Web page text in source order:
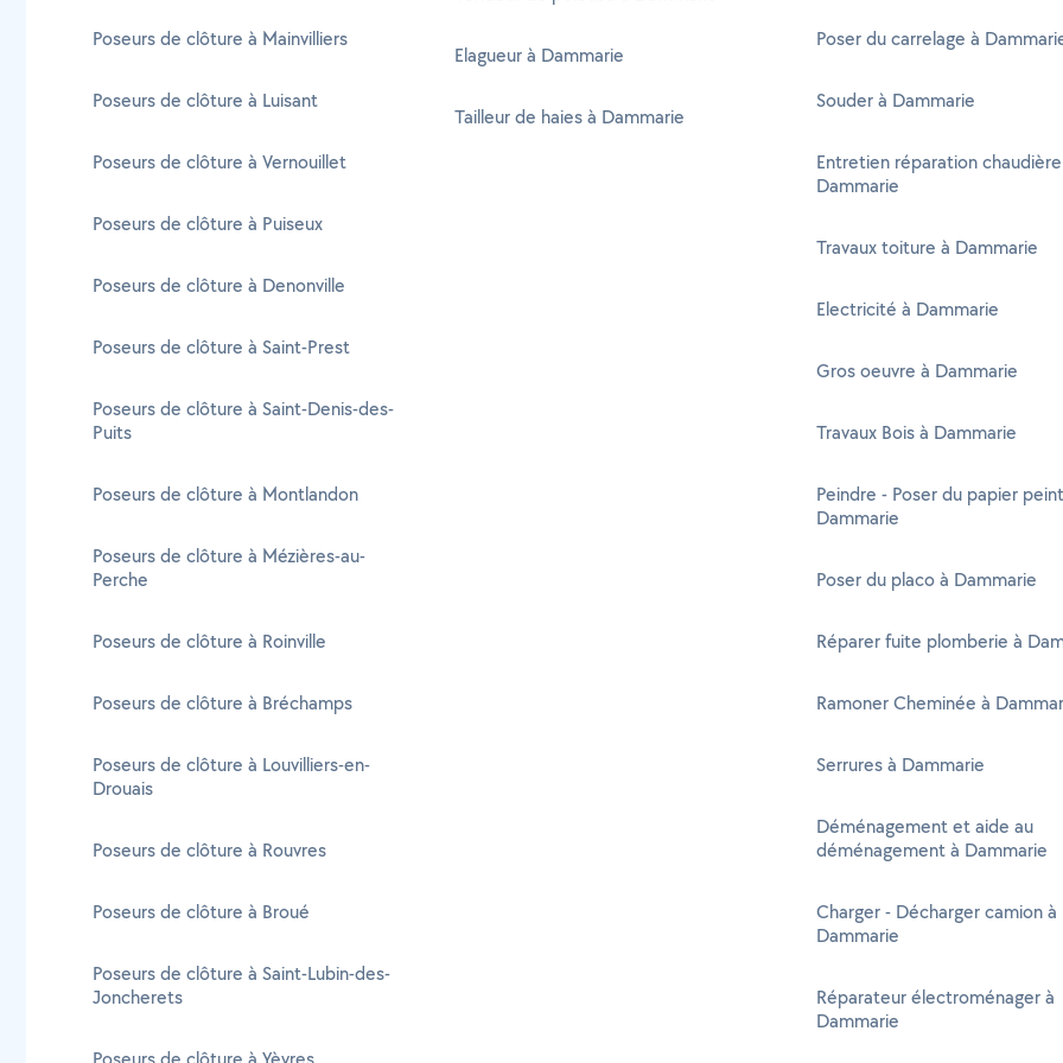
Poseurs de clôture à Mainvilliers
Poseurs de clôture à Luisant
Poseurs de clôture à Vernouillet
Poseurs de clôture à Puiseux
Poseurs de clôture à Denonville
Poseurs de clôture à Saint-Prest
Poseurs de clôture à Saint-Denis-des-
Puits
Poseurs de clôture à Montlandon
Poseurs de clôture à Mézières-au-
Perche
Poseurs de clôture à Roinville
Poseurs de clôture à Bréchamps
Poseurs de clôture à Louvilliers-en-
Drouais
Poseurs de clôture à Rouvres
Poseurs de clôture à Broué
Poseurs de clôture à Saint-Lubin-des-
Joncherets
Elagueur à Dammarie
Tailleur de haies à Dammarie
Poser du carrelage à
Souder à Dammarie
Entretien réparation
Dammarie
Travaux toiture à Dammarie
Electricité à Dammarie
Gros oeuvre à Dammarie
Travaux Bois à Dammarie
Peindre - Poser du papier
Dammarie
Poser du placo à Dammarie
Réparer fuite plomberie à
Ramoner Cheminée à
Serrures à Dammarie
Déménagement et aide au
déménagement à Dammarie
Charger - Décharger camion à
Dammarie
Réparateur électroménager à
Dammarie